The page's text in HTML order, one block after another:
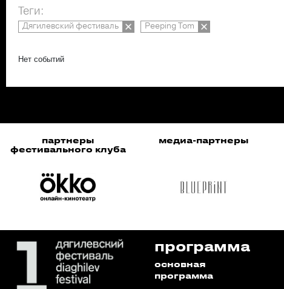
Теги:
Дягилевский фестиваль Peeping Tom
Нет событий
партнеры
фестивального клуба
медиа-партнеры
программа
основная
программа